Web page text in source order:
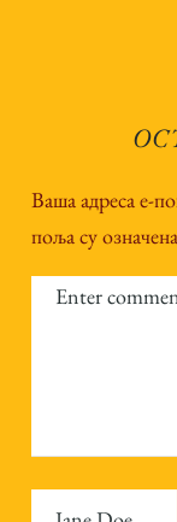
Ваша адреса е-
поља су